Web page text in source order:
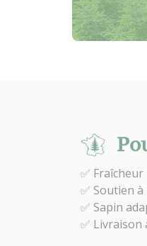
✅
✅ Soutien
✅ Sapin
✅ Livraison